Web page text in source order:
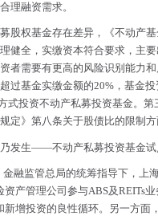
理融资需求。
权基金存在差异，《不动产
全，实缴资本符合要求，主
需要有更高的风险识别能力
基金实缴金额的20%，基金
投资不动产私募投资基金。
》第八条关于股债比的限制方
发生——不动产私募投资基金试
融监管总局的统筹指导下，上
产管理公司参与ABS及
增投资的良性循环。另一方